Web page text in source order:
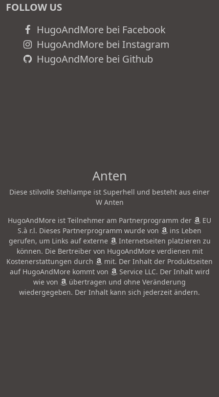
FOLLOW US
HugoAndMore bei Facebook
HugoAndMore bei Instagram
HugoAndMore bei Github
Anten
Diese stilvolle Stehlampe ist Superhell und besteht aus einer
W Anten
HugoAndMore ist Teilnehmer am Partnerprogramm der
EU
S.à r.l. Dieses Partnerprogramm wurde von
ins Leben
gerufen, um Links auf externe
Internetseiten platzieren zu
können. Die Bertreiber von HugoAndMore verdienen mit
Kostenerstattungen durch
mit. Der Inhalt der Produktseiten
auf HugoAndMore kommt von
Service LLC. Der Inhalt wird
wie von
übertragen und ohne Veränderung
wiedergegeben. Der Inhalt kann sich jederzeit ändern.